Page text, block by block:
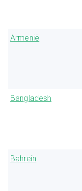
Armenië
Bangladesh
Bahrein